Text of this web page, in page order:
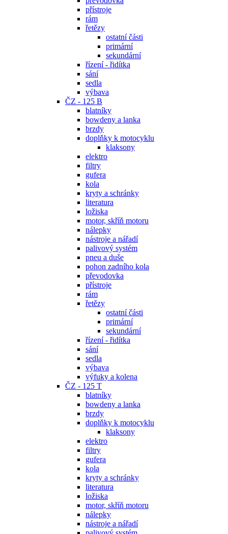
přístroje
rám
řetězy
ostatní části
primární
sekundární
řízení - řidítka
sání
sedla
výbava
ČZ - 125 B
blatníky
bowdeny a lanka
brzdy
doplňky k motocyklu
klaksony
elektro
filtry
gufera
kola
kryty a schránky
literatura
ložiska
motor, skříň motoru
nálepky
nástroje a nářadí
palivový systém
pneu a duše
pohon zadního kola
převodovka
přístroje
rám
řetězy
ostatní části
primární
sekundární
řízení - řidítka
sání
sedla
výbava
výfuky a kolena
ČZ - 125 T
blatníky
bowdeny a lanka
brzdy
doplňky k motocyklu
klaksony
elektro
filtry
gufera
kola
kryty a schránky
literatura
ložiska
motor, skříň motoru
nálepky
nástroje a nářadí